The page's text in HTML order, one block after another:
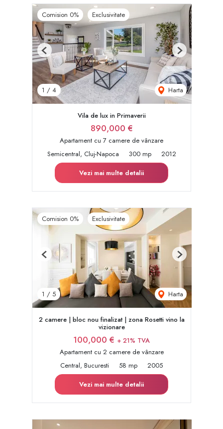
Comision 0% Exclusivitate
1 / 4 Harta
Previous Next
Vila de lux in Primaverii
890,000 €
Apartament cu 7 camere de vânzare
Semicentral, Cluj-Napoca
300 mp
2012
Vezi mai multe detalii
Comision 0% Exclusivitate
1 / 5 Harta
Previous Next
2 camere | bloc nou finalizat | zona Rosetti vino la
vizionare
100,000 € + 21% TVA
Apartament cu 2 camere de vânzare
Central, Bucuresti
58 mp
2005
Vezi mai multe detalii